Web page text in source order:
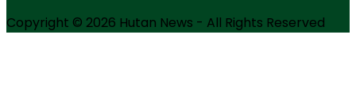
Copyright © 2026 Hutan News - All Rights Reserved